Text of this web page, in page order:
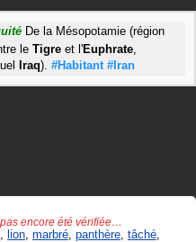
De la Mésopotamie (région
le Tigre et l'Euphrate,
Iraq). #Habitant #Iran
encore été vérifiée…
lion marbré panthère tâché